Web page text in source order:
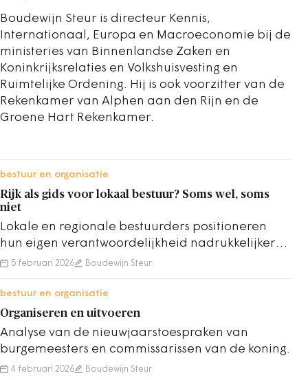
Boudewijn Steur is directeur Kennis,
Internationaal, Europa en Macroeconomie bij de
ministeries van Binnenlandse Zaken en
Koninkrijksrelaties en Volkshuisvesting en
Ruimtelijke Ordening. Hij is ook voorzitter van de
Rekenkamer van Alphen aan den Rijn en de
Groene Hart Rekenkamer.
bestuur en organisatie
Rijk als gids voor lokaal bestuur? Soms wel, soms
niet
Lokale en regionale bestuurders positioneren
hun eigen verantwoordelijkheid nadrukkelijker
en wachten minder expliciet op landelijke regie.
5 februari 2026 Boudewijn Steur
bestuur en organisatie
Organiseren en uitvoeren
Analyse van de nieuwjaarstoespraken van
burgemeesters en commissarissen van de koning.
4 februari 2026 Boudewijn Steur